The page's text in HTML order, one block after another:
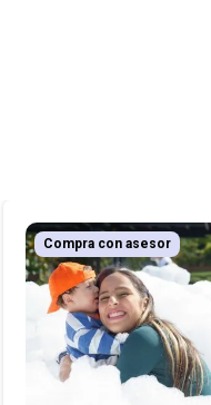
Compra con asesor